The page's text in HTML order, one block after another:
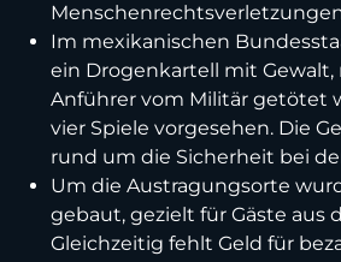
Im mexikanischen
ein Drogenkartell mit Gewalt,
Anführer vom Militär getötet
vier Spiele vorgesehen. Die
rund um die Sicherheit bei
Um die Austragungsorte
gebaut, gezielt für Gäste aus
Gleichzeitig fehlt Geld für